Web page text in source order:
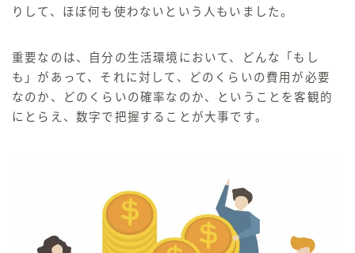
りして、ほぼ何も使わないという人もいました。
重要なのは、自分の生活環境において、どんな「もし
も」があって、それに対して、どのくらいの費用が必要
なのか、どのくらいの確率なのか、ということを客観的
にとらえ、数字で把握することが大事です。